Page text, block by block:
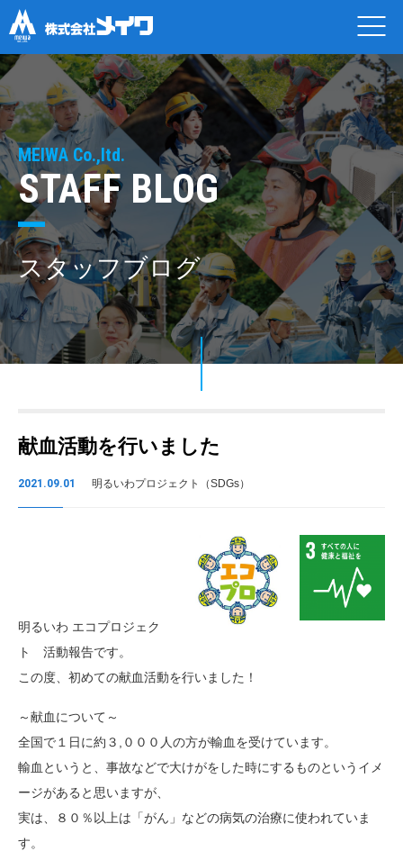
MEIWA Co.,ltd.
STAFF BLOG
スタッフブログ
献血活動を行いました
2021.09.01 明るいわプロジェクト（SDGs）
明るいわ エコプロジェク
ト 活動報告です。
この度、初めての献血活動を行いました！
～献血について～
全国で１日に約３,０００人の方が輸血を受けています。
輸血というと、事故などで大けがをした時にするものというイメ
ージがあると思いますが、
実は、８０％以上は「がん」などの病気の治療に使われていま
す。